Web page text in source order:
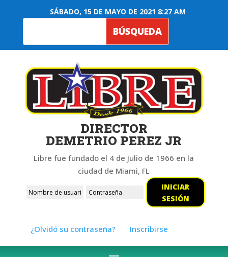
SÁBADO, 15 DE MAYO DE 2021 8:27 AM
DIRECTOR
DEMETRIO PEREZ JR
Libre fue fundado el 4 de Julio de 1966 en la
ciudad de Miami, FL
INICIAR
SESIÓN
¿Olvidó su contraseña? Inscribirse